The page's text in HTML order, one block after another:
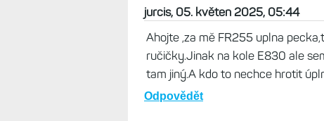
jurcis, 05. květen 2025, 05:44
Ahojte ,za mě FR255 uplna
ručičky.Jinak na kole E830 ale
tam jiný.A kdo to nechce hrotit
Odpovědět